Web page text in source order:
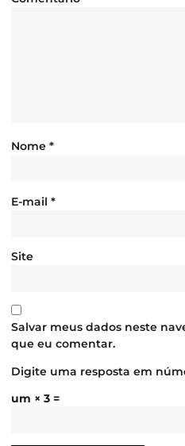
Nome *
E-mail *
Site
Salvar meus dados neste
que eu comentar.
Digite uma resposta em
um × 3 =